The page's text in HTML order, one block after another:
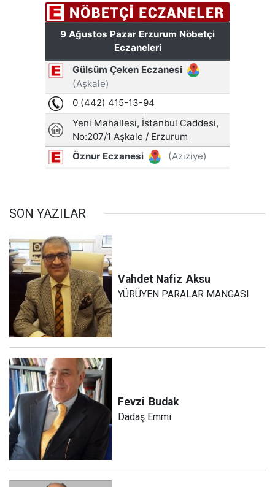
SON YAZILAR
Vahdet Nafiz Aksu
YÜRÜYEN PARALAR MANGASI
Fevzi Budak
Dadaş Emmi